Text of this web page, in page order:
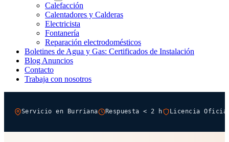
Calefacción
Calentadores y Calderas
Electricista
Fontanería
Reparación electrodomésticos
Boletines de Agua y Gas: Certificados de Instalación
Blog Anuncios
Contacto
Trabaja con nosotros
Servicio en Burriana Respuesta < 2 h Licencia